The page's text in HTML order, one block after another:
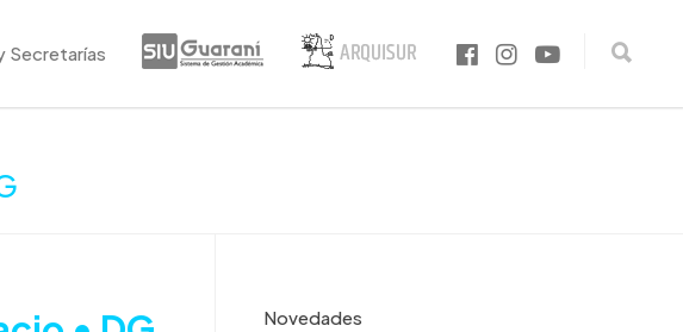
Secretarías
Novedades